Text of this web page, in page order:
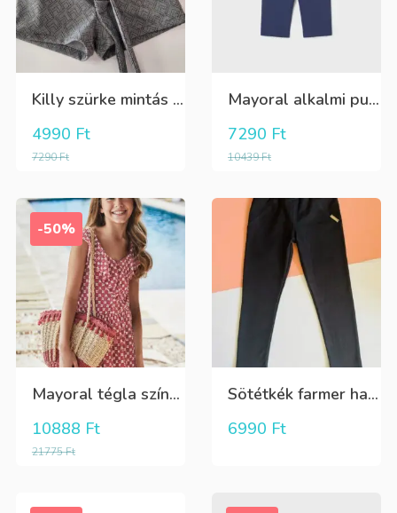
Killy szürke mintás rövidnadrág
7290Ft
4990 Ft
Mayoral alkalmi puha kék élre vasalt nadrág, behúzható derékrésszel
10439Ft
7290 Ft
-50%
Mayoral tégla színű kisvirág mintás nyári lenge ruha
21775Ft
10888 Ft
Sötétkék farmer hatású kényelmes nadrág
6990 Ft